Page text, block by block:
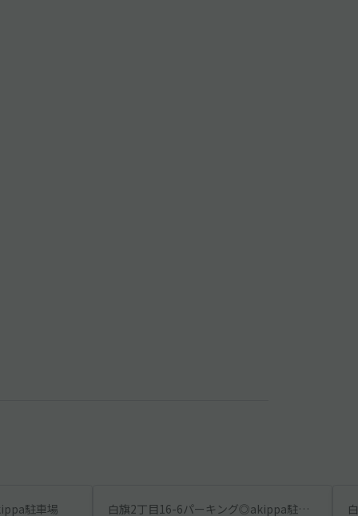
駐車場 白旗2丁目16-6パーキング◎akippa駐車場